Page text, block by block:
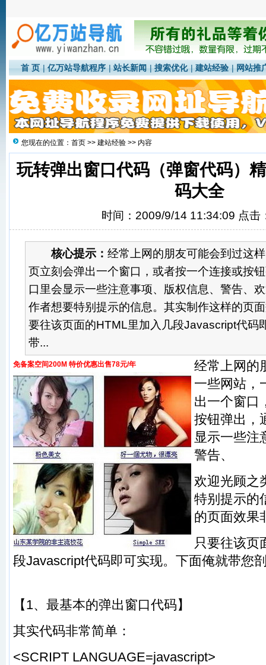
首 页 |亿万站导航程序 |站长新闻 |搜索优化 |建站经验 |网站推
您现在的位置： 首页 >> 建站经验 >> 内容
玩转弹出窗口代码（弹窗代码）
码大全
时间：2009/9/14 11:34:09 点击
核心提示： 经常上网的朋友可能会到过这
页立刻会弹出一个窗口，或者按一个连接或按
口里会显示一些注意事项、版权信息、警告、
作者想要特别提示的信息。其实制作这样的页
要往该页面的HTML里加入几段Javascript代码
带...
免备案空间200M 特价优惠出售78元/年
经常上网的
一些网站，
出一个窗口
按钮弹出，
显示一些注
警告、
欢迎光顾之
特别提示的
的页面效果
只要往该页
段Javascript代码即可实现。下面俺就带您
【1、最基本的弹出窗口代码】
其实代码非常简单：
<SCRIPT LANGUAGE=javascript>